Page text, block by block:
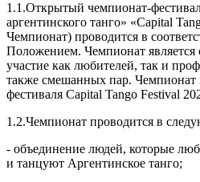
1.1.Открытый чемпионат-
аргентинского танго» «Capital
Чемпионат) проводится в
Положением. Чемпионат
участие как любителей, так и
также смешанных пар. Чемпионат
фестиваля Capital Tango Festival
1.2.Чемпионат проводится в
- объединение людей, которые
и танцуют Аргентинское танго;